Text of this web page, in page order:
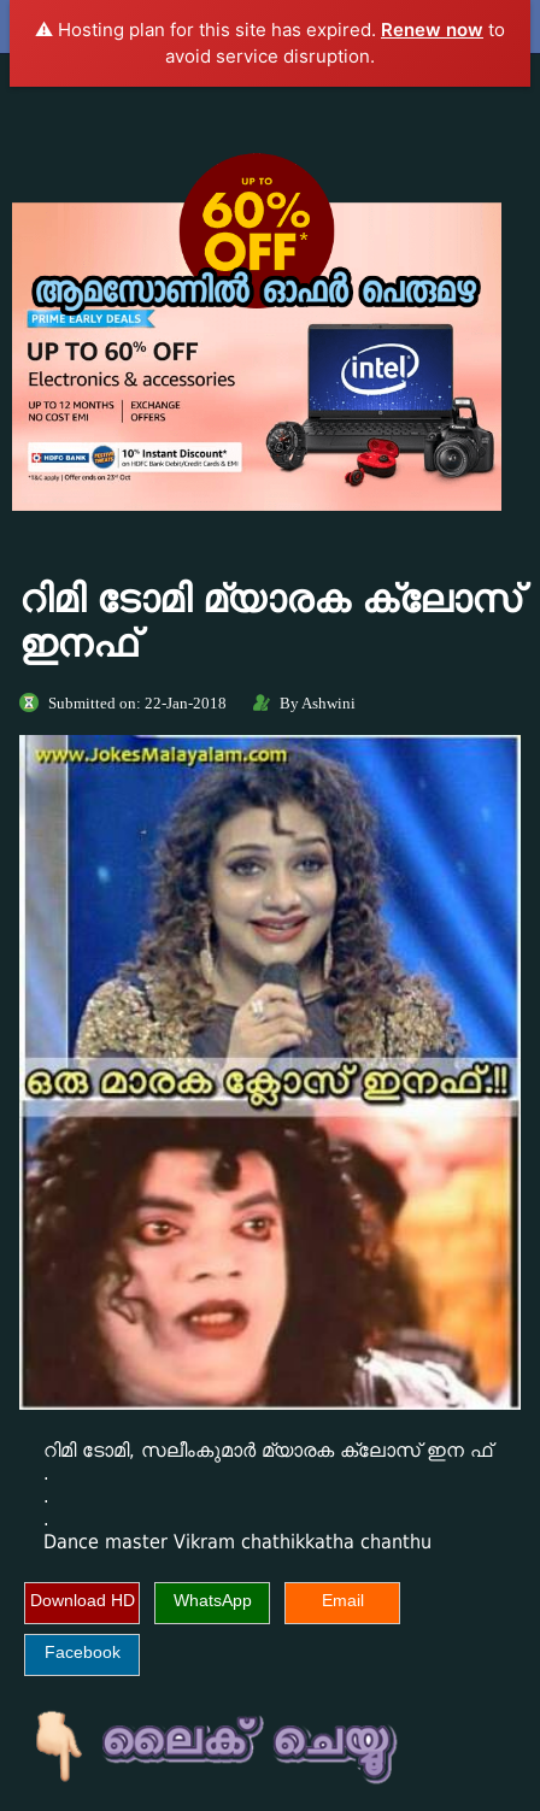
⚠️ Hosting plan for this site has expired. Renew now to
avoid service disruption.
JokesMalayalam.com
റിമി ടോമി മ്യാരക ക്ലോസ്
ഇനഫ്
Submitted on: 22-Jan-2018 By Ashwini
റിമി ടോമി, സലീംകുമാർ മ്യാരക ക്ലോസ് ഇന ഫ്
.
.
.
Dance master Vikram chathikkatha chanthu
Download HD WhatsApp Email
Facebook